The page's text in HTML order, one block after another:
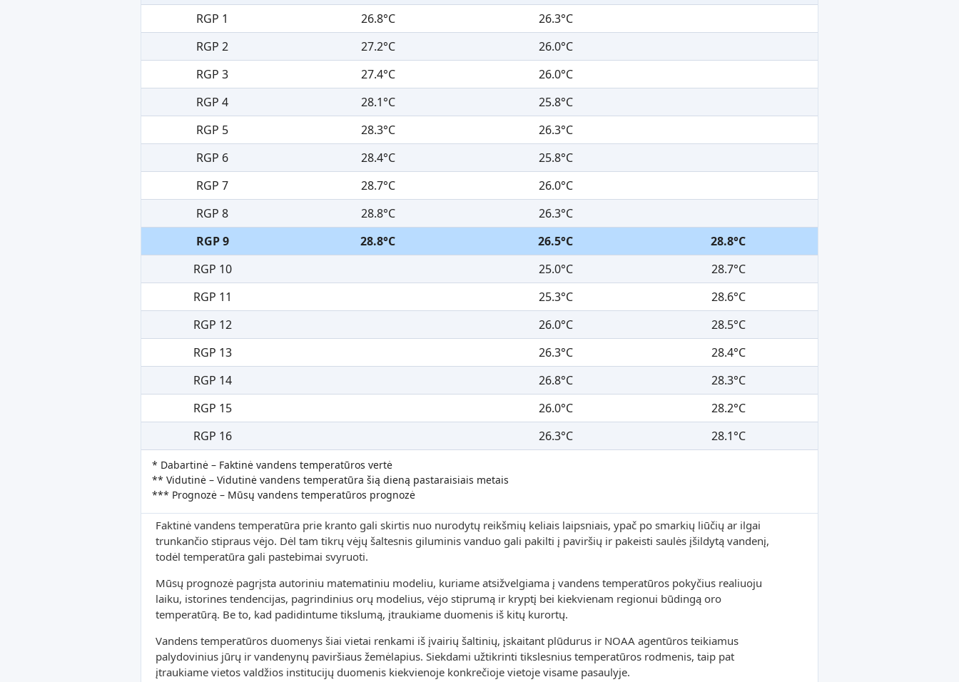
RGP 1
26.8°C
26.3°C
RGP 2
27.2°C
26.0°C
RGP 3
27.4°C
26.0°C
RGP 4
28.1°C
25.8°C
RGP 5
28.3°C
26.3°C
RGP 6
28.4°C
25.8°C
RGP 7
28.7°C
26.0°C
RGP 8
28.8°C
26.3°C
RGP 9
28.8°C 26.5°C
28.8°C
RGP 10
25.0°C
28.7°C
RGP 11
25.3°C
28.6°C
RGP 12
26.0°C
28.5°C
RGP 13
26.3°C
28.4°C
RGP 14
26.8°C
28.3°C
RGP 15
26.0°C
28.2°C
RGP 16
26.3°C 28.1°C
* Dabartinė – Faktinė vandens temperatūros vertė
** Vidutinė – Vidutinė vandens temperatūra šią dieną pastaraisiais metais
*** Prognozė – Mūsų vandens temperatūros prognozė
Faktinė vandens temperatūra prie kranto gali skirtis nuo nurodytų reikšmių keliais laipsniais, ypač po smarkių liūčių ar ilgai
trunkančio stipraus vėjo. Dėl tam tikrų vėjų šaltesnis giluminis vanduo gali pakilti į paviršių ir pakeisti saulės įšildytą vandenį,
todėl temperatūra gali pastebimai svyruoti.
Mūsų prognozė pagrįsta autoriniu matematiniu modeliu, kuriame atsižvelgiama į vandens temperatūros pokyčius realiuoju
laiku, istorines tendencijas, pagrindinius orų modelius, vėjo stiprumą ir kryptį bei kiekvienam regionui būdingą oro
temperatūrą. Be to, kad padidintume tikslumą, įtraukiame duomenis iš kitų kurortų.
Vandens temperatūros duomenys šiai vietai renkami iš įvairių šaltinių, įskaitant plūdurus ir NOAA agentūros teikiamus
palydovinius jūrų ir vandenynų paviršiaus žemėlapius. Siekdami užtikrinti tikslesnius temperatūros rodmenis, taip pat
įtraukiame vietos valdžios institucijų duomenis kiekvienoje konkrečioje vietoje visame pasaulyje.